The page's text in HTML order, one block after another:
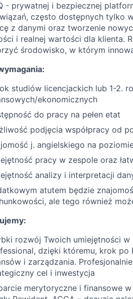
- prywatnej i bezpiecznej
często dostępnych tylko
z danymi oraz tworzenie
i realnej wartości dla klienta.
środowisko, w którym
studiów licencjackich lub 1-2.
ekonomicznych
do pracy na pełen etat
podjęcia współpracy od
j. angielskiego na
pracy w zespole oraz
analizy i interpretacji
atutem będzie
ale tego również
rozwój Twoich umiejętności
dzięki któremu, krok
i zarządzania.
cel i inwestycja
merytoryczne i finansowe